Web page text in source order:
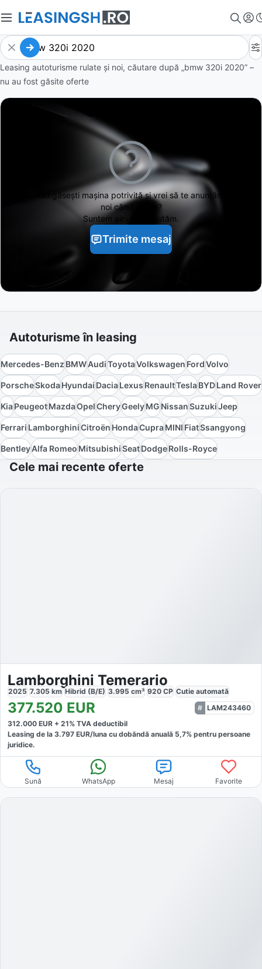
Leasing autoturisme rulate și noi, căutare după „bmw 320i 2020” –
nu au fost găsite oferte
Nu găseștimașina potrivită și vrei să te anunțăm
noi când apare?
Suntem aici să te ajutăm.
Trimite mesaj
Autoturisme în leasing
Mercedes-BenzBMWAudiToyotaVolkswagenFordVolvo
PorscheSkodaHyundaiDaciaLexusRenaultTeslaBYDLand Rover
KiaPeugeotMazdaOpelCheryGeelyMGNissanSuzukiJeep
FerrariLamborghiniCitroënHondaCupraMINIFiatSsangyong
BentleyAlfa RomeoMitsubishiSeatDodgeRolls-Royce
Cele mai recente oferte
Lamborghini Temerario
2025 7.305 km Hibrid (B/E) 3.995 cm³ 920 CP Cutie automată
377.520 EUR
LAM243460
312.000 EUR + 21% TVA deductibil
Leasing de la 3.797 EUR/luna cu dobăndă anuală 5,7% pentru persoane
juridice.
Sună WhatsApp Mesaj Favorite